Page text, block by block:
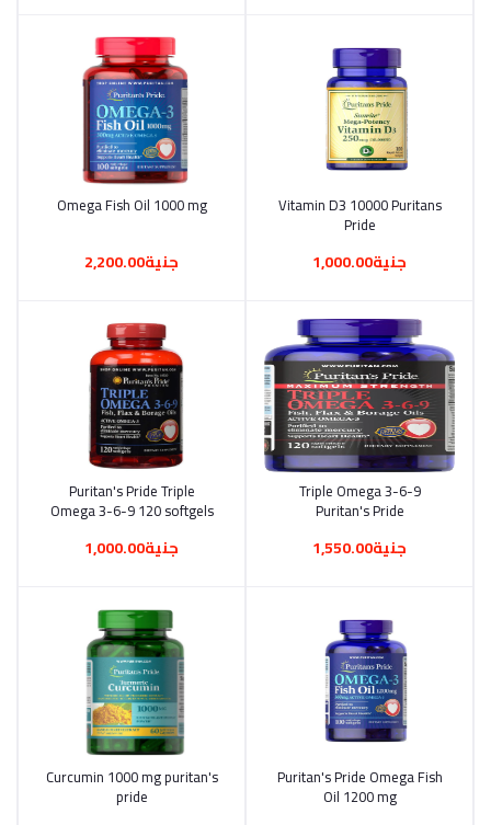
أضف إلى السلة
Vitamin D3 10000 Puritans
Pride
جنية1,000.00
أضف إلى السلة
Omega Fish Oil 1000 mg
جنية2,200.00
أضف إلى السلة
Triple Omega 3-6-9
Puritan's Pride
جنية1,550.00
أضف إلى السلة
Puritan's Pride Triple
Omega 3-6-9 120 softgels
جنية1,000.00
أضف إلى السلة
Puritan's Pride Omega Fish
Oil 1200 mg
أضف إلى السلة
Curcumin 1000 mg puritan's
pride